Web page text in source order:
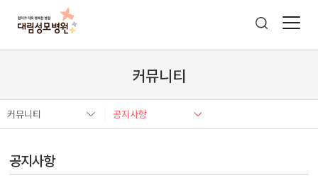
커뮤니티
커뮤니티 공지사항
공지사항